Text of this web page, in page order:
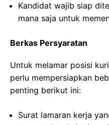
Kandidat wajib siap
mana saja untuk
Berkas Persyaratan
Untuk melamar posisi
perlu mempersiapkan
penting berikut ini:
Surat lamaran kerja